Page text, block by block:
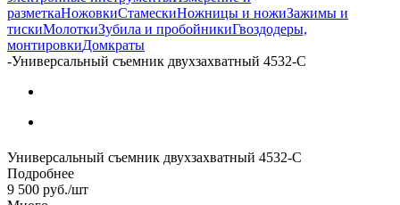
разметкаНожовкиСтамескиНожницы и ножиЗажимы и
тискиМолоткиЗубила и пробойникиГвоздодеры,
монтировкиДомкраты
-Универсальный съемник двухзахватный 4532-C
Универсальный съемник двухзахватный 4532-C
Подробнее
9 500 руб./шт